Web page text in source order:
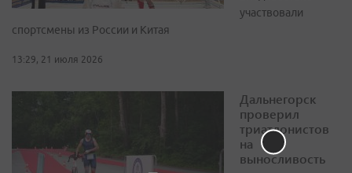
участвовали
спортсмены из России и Китая
13:29, 21 июля 2026
Дальнегорск
проверил
триатлонистов
на
выносливость